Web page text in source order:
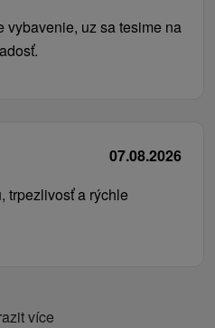
vybavenie, uz sa tesime na
07.08.2026
trpezlivosť a rýchle
více